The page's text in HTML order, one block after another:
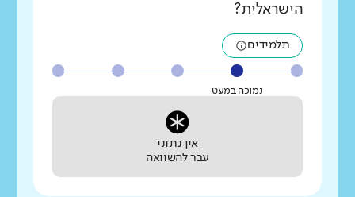
הישראלית?
תלמידים
נמוכה במעט
אין נתוני
עבר להשוואה